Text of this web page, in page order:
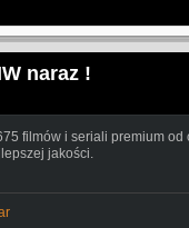
naraz !
filmów i seriali premium od
jakości.